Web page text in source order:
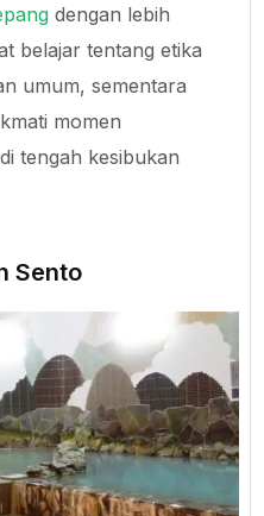
dengan lebih
belajar tentang etika
umum, sementara
momen
tengah kesibukan
Sento